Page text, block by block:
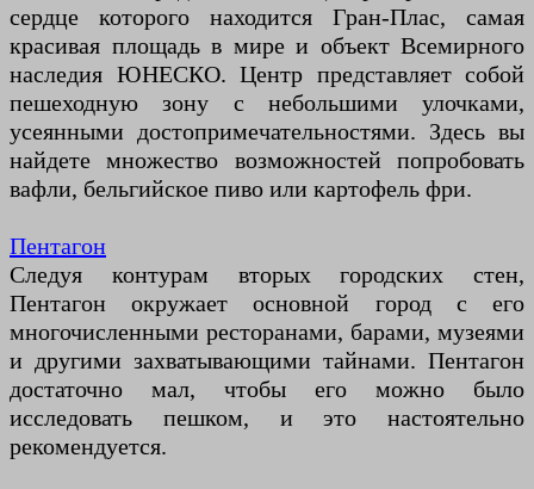
сердце которого находится Гран-Плас, самая
красивая площадь в мире и объект Всемирного
наследия ЮНЕСКО. Центр представляет собой
пешеходную зону с небольшими улочками,
усеянными достопримечательностями. Здесь вы
найдете множество возможностей попробовать
вафли, бельгийское пиво или картофель фри.
Пентагон
Следуя контурам вторых городских стен,
Пентагон окружает основной город с его
многочисленными ресторанами, барами, музеями
и другими захватывающими тайнами. Пентагон
достаточно мал, чтобы его можно было
исследовать пешком, и это настоятельно
рекомендуется.